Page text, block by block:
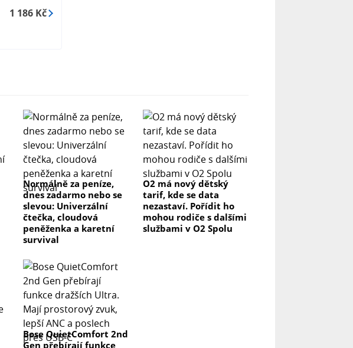
1 186 Kč
Normálně za peníze,
dnes zadarmo nebo se
slevou: Univerzální
čtečka, cloudová
peněženka a karetní
survival
O2 má nový dětský
tarif, kde se data
nezastaví. Pořídit ho
mohou rodiče s dalšími
službami v O2 Spolu
Bose QuietComfort 2nd
Gen přebírají funkce